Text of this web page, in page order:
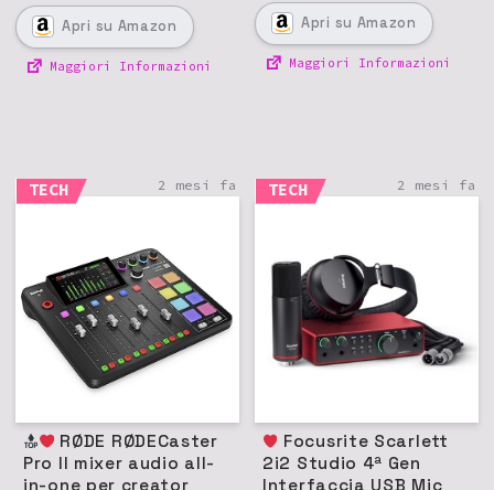
Apri su Amazon
Maggiori Informazioni
Apri su Amazon
Maggiori Informazioni
TECH 2 mesi fa
Pro II mixer audio all-
in-one per creator
TECH 2 mesi fa
2i2 Studio 4ª Gen
Interfaccia USB Mic